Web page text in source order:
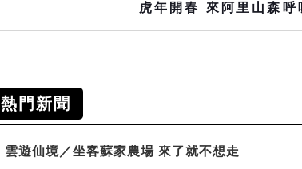
虎年開春 來阿里山森呼
熱門新聞
雲遊仙境／坐客蘇家農場 來了就不想走